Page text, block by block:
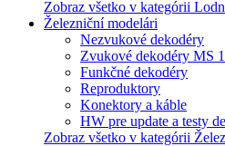
Zobraz všetko v kategórii
Železniční modelári
Nezvukové dekodéry
Zvukové dekodéry MS
Funkčné dekodéry
Reproduktory
Konektory a káble
HW pre update a testy
Zobraz všetko v kategórii